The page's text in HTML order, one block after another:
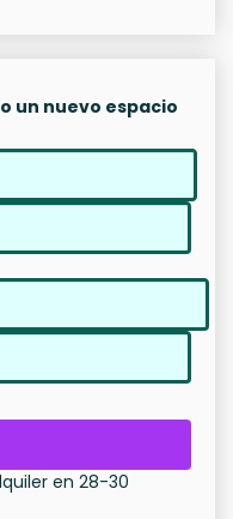
un nuevo espacio
en 28-30